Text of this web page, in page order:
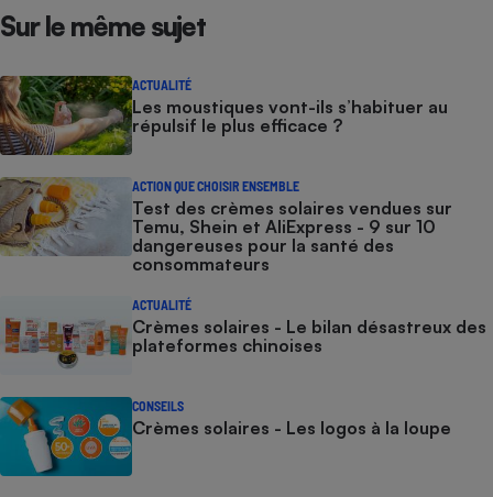
Sur le même sujet
ACTUALITÉ
Les moustiques vont-ils s’habituer au
répulsif le plus efficace ?
ACTION QUE CHOISIR ENSEMBLE
Test des crèmes solaires vendues sur
Temu, Shein et AliExpress - 9 sur 10
dangereuses pour la santé des
consommateurs
ACTUALITÉ
Crèmes solaires - Le bilan désastreux des
plateformes chinoises
CONSEILS
Crèmes solaires - Les logos à la loupe